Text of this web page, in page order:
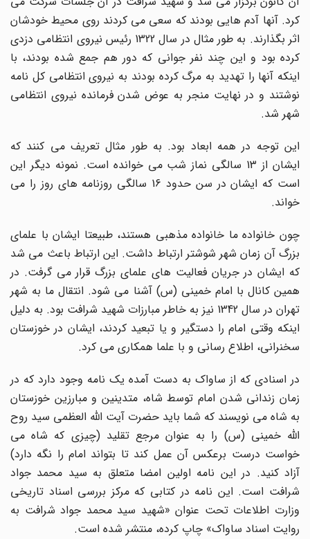
کرد. آنها آدم هایی بودند که سعی می کردند روی محیط خودشان
اثر بگذارند. به طور مثال در سال 1322 رئیس نیروی انتظامی دزدی
کرده بود و این چند نفر جوانی که دور هم جمع شده بودند، با
اینکه آنها را تهدید به مرگ کرده بودند به نیروی انتظامی کل نامه
نوشتند و در نهایت منجر به عوض شدن فرمانده نیروی انتظامی
شهر شد.
این توجه در همه ابعاد بود. به طور مثال تعریف می کنند که
ایشان از 13 سالگی نماز شب می خوانده است. نمونه دیگر این
است که ایشان در سن حدود 16 سالگی روزنامه های روز را می
خواند.
چون خانواده ما خانواده مذهبی هستند، طبیعتا ایشان با علمای
بزرگ آن زمان شهر شوشتر ارتباط داشت. این ارتباط باعث می شد
که ایشان در جریان فعالیت های علمای بزرگ قرار می گرفت. در
همین کانال با امام خمینی (س) آشنا می شود. انتقال ما به شهر
تهران در سال 1342 نیز به خاطر مبارزات شهید شرافت بود. به دلیل
اینکه وقتی امام را دستگیر و یا تبعید کردند، ایشان در خوزستان
سخنرانی، اطلاع رسانی و با علما همکاری می کرد.
در اسنادی که از ساواک به دست آمده یک نامه وجود دارد که در
زمان زندانی شدن امام توسط شاه، متدینین و مبارزین خوزستان
به شاه می نویسند که شما باید حضرت آیت الله العظمی سید روح
الله خمینی (س) را به عنوان مرجع تقلید (چیزی که شاه می
خواست درست برعکس آن عمل کند تا بتواند امام را نگه دارد)
آزاد کنید. در این نامه اولین امضا متعلق به سید محمد جواد
شرافت است. این نامه در کتابی که مرکز بررسی اسناد تاریخی
وزارت اطلاعات تحت عنوان «شهید سید محمد جواد شرافت به
روایت اسناد ساواک» چاپ کرده، منتشر شده است.